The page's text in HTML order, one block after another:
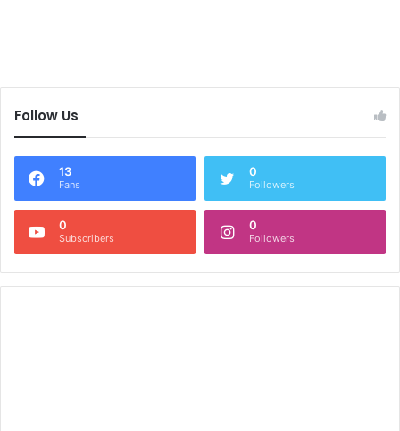
Follow Us
13
Fans
0
Followers
0
Subscribers
0
Followers